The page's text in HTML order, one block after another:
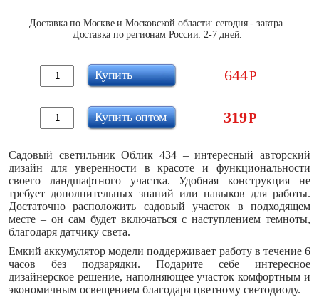
Доставка по Москве и Московской области: сегодня - завтра.
Доставка по регионам России: 2-7 дней.
644Р
Купить
319Р
Купить оптом
Садовый светильник Облик 434 – интересный авторский
дизайн для уверенности в красоте и функциональности
своего ландшафтного участка. Удобная конструкция не
требует дополнительных знаний или навыков для работы.
Достаточно расположить садовый участок в подходящем
месте – он сам будет включаться с наступлением темноты,
благодаря датчику света.
Емкий аккумулятор модели поддерживает работу в течение 6
часов без подзарядки. Подарите себе интересное
дизайнерское решение, наполняющее участок комфортным и
экономичным освещением благодаря цветному светодиоду.